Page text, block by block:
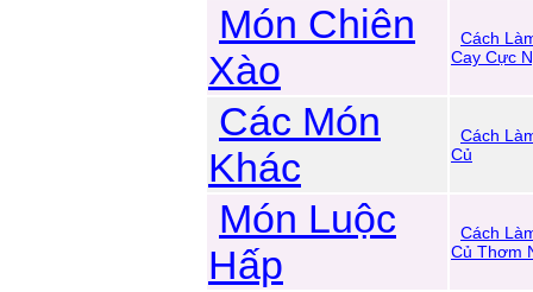
Món Chiên
Xào
Cách
Cay Cực
Các Món
Khác
Cách
Củ
Món Luộc
Hấp
Cách
Củ Thơm